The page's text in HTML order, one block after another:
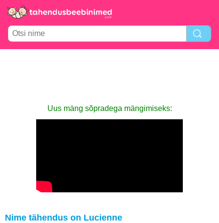
Uus mäng sõpradega mängimiseks:
Nime tähendus on Lucienne